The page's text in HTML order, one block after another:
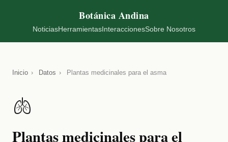
Botánica Andina
NoticiasHerramientas InteraccionesSobre Nosotros
Inicio › Datos › Plantas medicinales para el asma
🫁
Plantas medicinales para el